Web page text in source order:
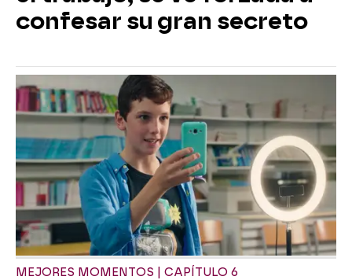
confesar su gran secreto
MEJORES MOMENTOS | CAPÍTULO 6